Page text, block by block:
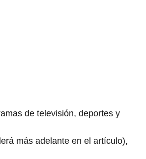
de televisión, deportes y
más adelante en el artículo),